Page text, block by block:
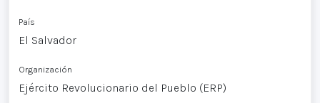
País
El Salvador
Organización
Ejército Revolucionario del Pueblo (ERP)